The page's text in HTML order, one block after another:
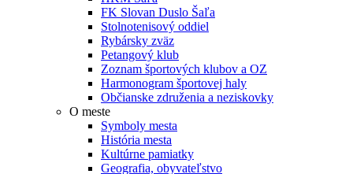
FK Slovan Duslo Šaľa
Stolnotenisový oddiel
Rybársky zväz
Petangový klub
Zoznam športových klubov a OZ
Harmonogram športovej haly
Občianske združenia a neziskovky
O meste
Symboly mesta
História mesta
Kultúrne pamiatky
Geografia, obyvateľstvo